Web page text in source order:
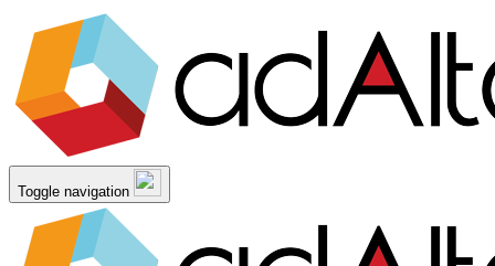
Toggle navigation